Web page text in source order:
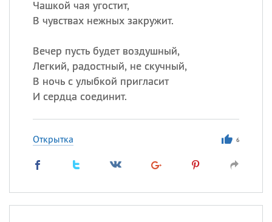
Чашкой чая угостит,
В чувствах нежных закружит.
Вечер пусть будет воздушный,
Легкий, радостный, не скучный,
В ночь с улыбкой пригласит
И сердца соединит.
Открытка 6